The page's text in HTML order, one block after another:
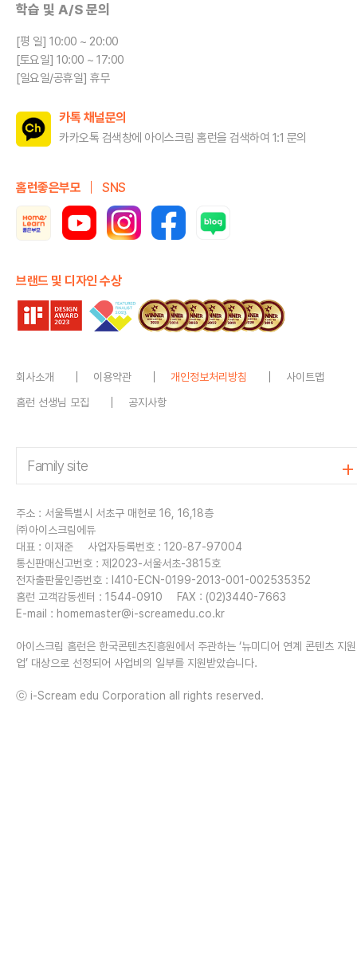
학습 및 A/S 문의
[평 일] 10:00 ~ 20:00
[토요일] 10:00 ~ 17:00
[일요일/공휴일] 휴무
카톡 채널문의
카카오톡 검색창에 아이스크림 홈런을 검색하여 1:1 문의
홈런좋은부모 SNS
브랜드 및 디자인 수상
회사소개 이용약관 개인정보처리방침
사이트맵
홈런 선생님 모집
공지사항
주소 : 서울특별시 서초구 매헌로 16, 16,18층
㈜아이스크림에듀
대표 : 이재준
사업자등록번호 : 120-87-97004
통신판매신고번호 : 제2023-서울서초-3815호
전자출판물인증번호 : I410-ECN-0199-2013-001-002535352
홈런 고객감동센터 : 1544-0910
FAX : (02)3440-7663
E-mail : homemaster@i-screamedu.co.kr
아이스크림 홈런은 한국콘텐츠진흥원에서 주관하는 ‘뉴미디어 연계 콘텐츠 지
업’ 대상으로 선정되어 사업비의 일부를 지원받았습니다.
ⓒ i-Scream edu Corporation all rights reserved.